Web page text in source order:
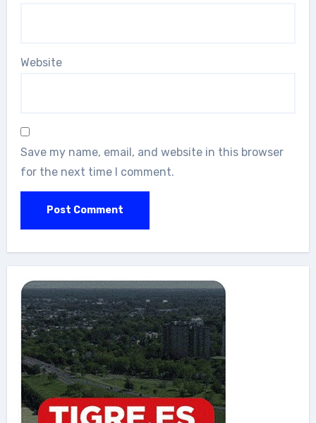
Website
Save my name, email, and website in this browser
for the next time I comment.